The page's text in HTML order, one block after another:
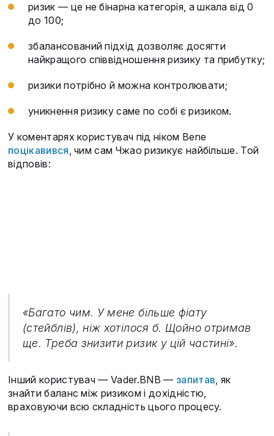
ризик — це не бінарна категорія, а шкала від 0
до 100;
збалансований підхід дозволяє досягти
найкращого співвідношення ризику та прибутку;
ризики потрібно й можна контролювати;
уникнення ризику саме по собі є ризиком.
У коментарях користувач під ніком Bene
поцікавився, чим сам Чжао ризикує найбільше. Той
відповів:
«Багато чим. У мене більше фіату
(стейблів), ніж хотілося б. Щойно отримав
ще. Треба знизити ризик у цій частині».
Інший користувач — Vader.BNB — запитав, як
знайти баланс між ризиком і дохідністю,
враховуючи всю складність цього процесу.